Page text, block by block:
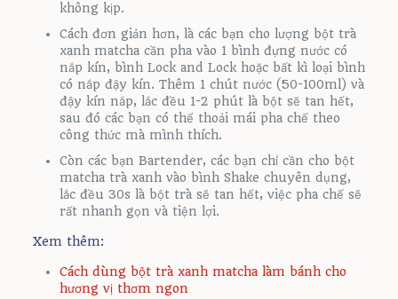
không kịp.
Cách đơn giản hơn, là các bạn cho lượng bột trà
xanh matcha cần pha vào 1 bình đựng nước có
nắp kín, bình Lock and Lock hoặc bất kì loại bình
có nắp đậy kín. Thêm 1 chút nước (50-100ml) và
đậy kín nắp, lắc đều 1-2 phút là bột sẽ tan hết,
sau đó các bạn có thể thoải mái pha chế theo
công thức mà mình thích.
Còn các bạn Bartender, các bạn chỉ cần cho bột
matcha trà xanh vào bình Shake chuyên dụng,
lắc đều 30s là bột trà sẽ tan hết, việc pha chế sẽ
rất nhanh gọn và tiện lợi.
Xem thêm:
Cách dùng bột trà xanh matcha làm bánh cho
hương vị thơm ngon